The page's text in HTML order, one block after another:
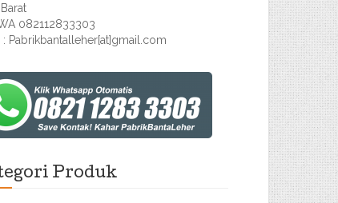
082112833303
: Pabrikbantalleher[at]gmail.com
Produk